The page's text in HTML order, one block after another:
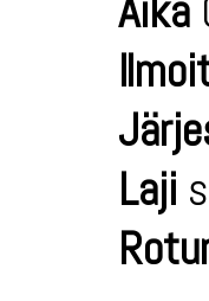
Aika
Laji